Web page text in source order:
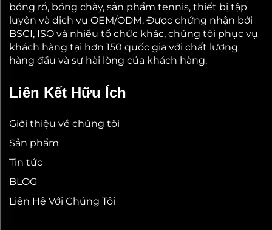
bóng rổ, bóng chày, sản phẩm tennis, thiết bị tập
luyện và dịch vụ OEM/ODM. Được chứng nhận bởi
BSCI, ISO và nhiều tổ chức khác, chúng tôi phục vụ
khách hàng tại hơn 150 quốc gia với chất lượng
hàng đầu và sự hài lòng của khách hàng.
Liên Kết Hữu Ích
Giới thiệu về chúng tôi
Sản phẩm
Tin tức
BLOG
Liên Hệ Với Chúng Tôi